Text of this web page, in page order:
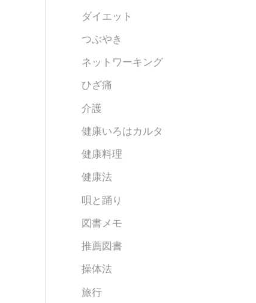
ダイエット
つぶやき
ネットワーキング
ひざ痛
介護
健康いろはカルタ
健康料理
健康法
唄と踊り
図書メモ
推薦図書
操体法
旅行